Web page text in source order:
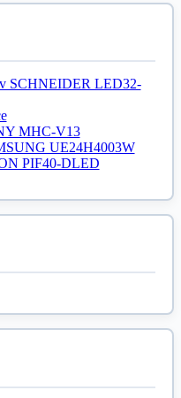
SCHNEIDER LED32-
MHC-V13
UE24H4003W
PIF40-DLED